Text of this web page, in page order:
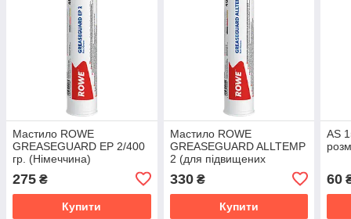
Мастило ROWE
GREASEGUARD EP 2/400
гр. (Німеччина)
275 ₴
Купити
Мастило ROWE
GREASEGUARD ALLTEMP
2 (для підвищених
(Німеччина)
330₴
Купити
AS
60